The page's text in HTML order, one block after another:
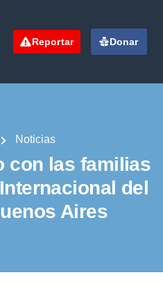
Reportar Donar
Noticias
con las familias
del
Aires